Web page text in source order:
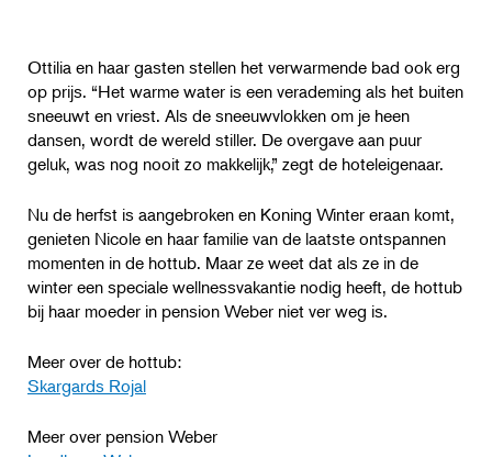
Ottilia en haar gasten stellen het verwarmende bad ook erg
op prijs. “Het warme water is een verademing als het buiten
sneeuwt en vriest. Als de sneeuwvlokken om je heen
dansen, wordt de wereld stiller. De overgave aan puur
geluk, was nog nooit zo makkelijk,” zegt de hoteleigenaar.
Nu de herfst is aangebroken en Koning Winter eraan komt,
genieten Nicole en haar familie van de laatste ontspannen
momenten in de hottub. Maar ze weet dat als ze in de
winter een speciale wellnessvakantie nodig heeft, de hottub
bij haar moeder in pension Weber niet ver weg is.
Meer over de hottub:
Skargards Rojal
Meer over pension Weber